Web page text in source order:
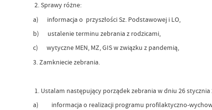
2. Sprawy różne:
a) informacja o przyszłości Sz. Podstawowej i LO,
b) ustalenie terminu zebrania z rodzicami,
c) wytyczne MEN, MZ, GIS w związku z pandemią,
3. Zamkniecie zebrania.
1. Ustalam następujący porządek zebrania w dniu 26 stycznia
a) informacja o realizacji programu profilaktyczno-